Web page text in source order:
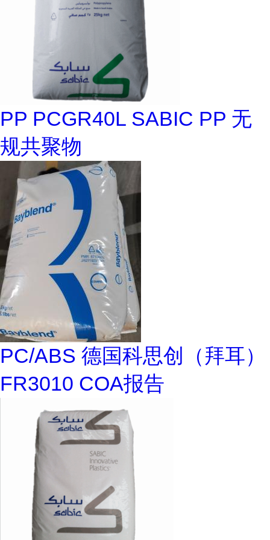
PP PCGR40L SABIC PP 无
规共聚物
PC/ABS 德国科思创（拜耳）
FR3010 COA报告